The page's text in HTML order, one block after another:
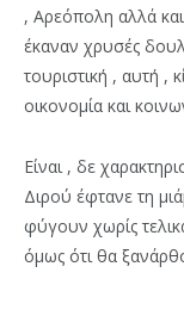
, Αρεόπολη αλλά
έκαναν χρυσές
τουριστική , αυτή ,
οικονομία και
Είναι , δε
Διρού έφτανε τη
φύγουν χωρίς
όμως ότι θα